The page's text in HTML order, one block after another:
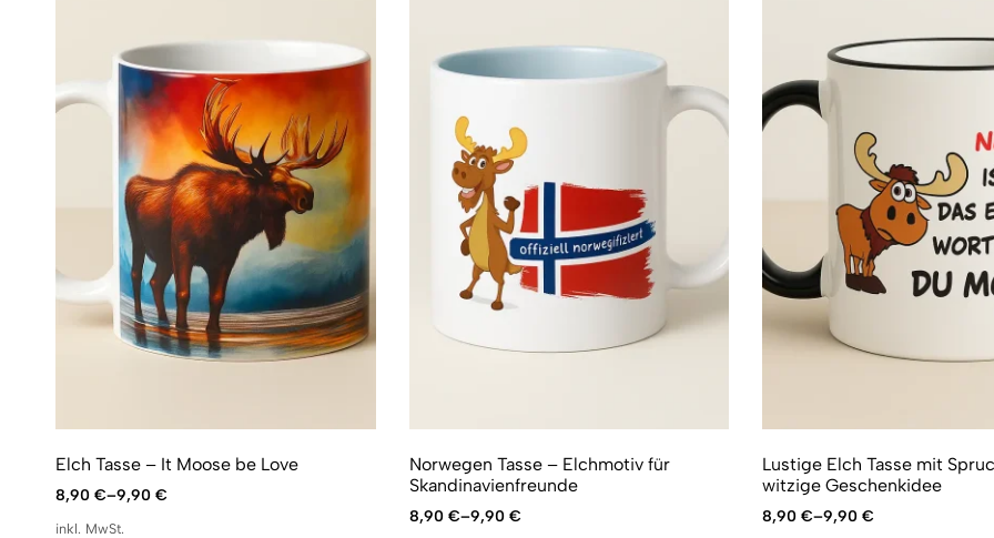
Elch Tasse – It Moose be Love
8,90 €–9,90 €
inkl. MwSt.
Norwegen Tasse – Elchmotiv für
Skandinavienfreunde
8,90 €–9,90 €
Lustige Elch Tasse mit
witzige Geschenkidee
8,90 €–9,90 €